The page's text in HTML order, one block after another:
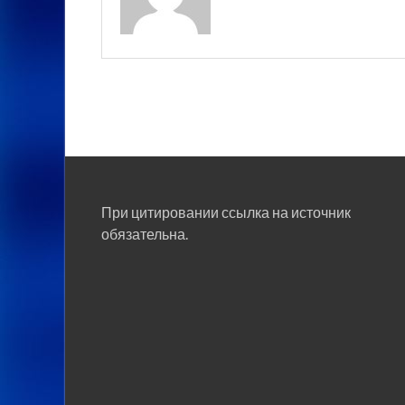
При цитировании ссылка на источник
обязательна.